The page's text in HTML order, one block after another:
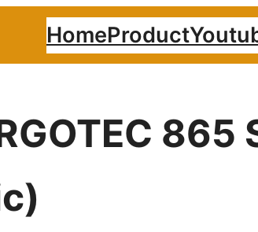
HomeProduct
865